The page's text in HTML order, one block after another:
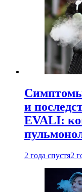
и
EVALI:
2 года спустя2